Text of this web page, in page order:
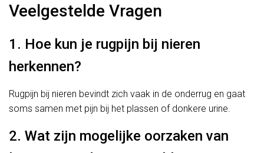
Veelgestelde Vragen
1. Hoe kun je rugpijn bij nieren
herkennen?
Rugpijn bij nieren bevindt zich vaak in de onderrug en gaat
soms samen met pijn bij het plassen of donkere urine.
2. Wat zijn mogelijke oorzaken van